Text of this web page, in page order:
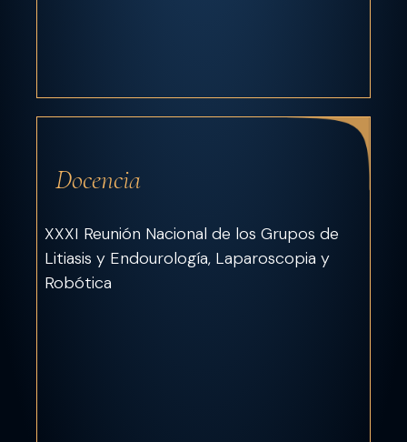
Docencia
XXXI Reunión Nacional de los Grupos de
Litiasis y Endourología, Laparoscopia y
Robótica